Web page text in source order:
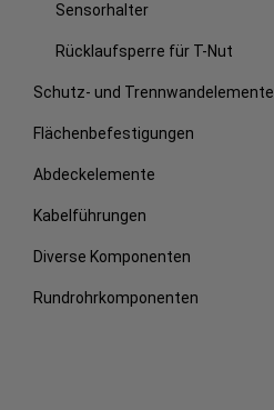
Sensorhalter
Rücklaufsperre für T-Nut
Schutz- und Trennwandelemente
Flächenbefestigungen
Abdeckelemente
Kabelführungen
Diverse Komponenten
Rundrohrkomponenten